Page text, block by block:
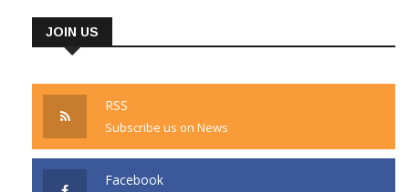
JOIN US
RSS
Subscribe us on News
Facebook